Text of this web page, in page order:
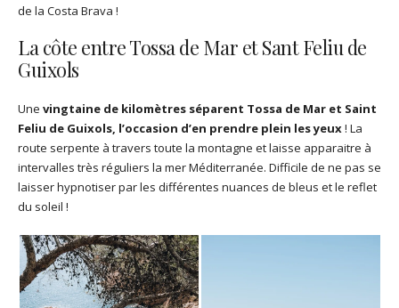
de la Costa Brava !
La côte entre Tossa de Mar et Sant Feliu de
Guixols
Une vingtaine de kilomètres séparent Tossa de Mar et Saint
Feliu de Guixols, l’occasion d’en prendre plein les yeux! La
route serpente à travers toute la montagne et laisse apparaitre à
intervalles très réguliers la mer Méditerranée. Difficile de ne pas se
laisser hypnotiser par les différentes nuances de bleus et le reflet
du soleil !